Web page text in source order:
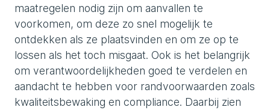
maatregelen nodig zijn om aanvallen te
voorkomen, om deze zo snel mogelijk te
ontdekken als ze plaatsvinden en om ze op te
lossen als het toch misgaat. Ook is het belangrijk
om verantwoordelijkheden goed te verdelen en
aandacht te hebben voor randvoorwaarden zoals
kwaliteitsbewaking en compliance. Daarbij zien